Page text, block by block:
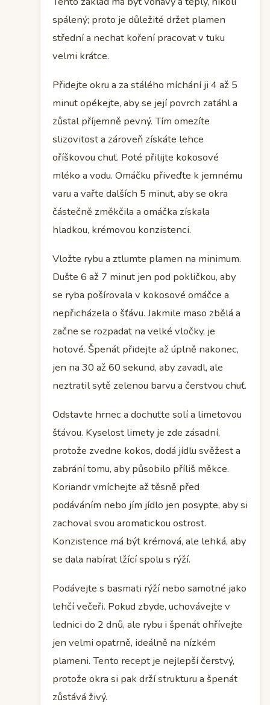
spálený; proto je důležité držet plamen
střední a nechat koření pracovat v tuku
velmi krátce.
Přidejte okru a za stálého míchání ji 4 až 5
minut opékejte, aby se její povrch zatáhl a
zůstal příjemně pevný. Tím omezíte
slizovitost a zároveň získáte lehce
oříškovou chuť. Poté přilijte kokosové
mléko a vodu. Omáčku přiveďte k jemnému
varu a vařte dalších 5 minut, aby se okra
částečně změkčila a omáčka získala
hladkou, krémovou konzistenci.
Vložte rybu a ztlumte plamen na minimum.
Dušte 6 až 7 minut jen pod pokličkou, aby
se ryba pošírovala v kokosové omáčce a
nepřicházela o šťávu. Jakmile maso zbělá a
začne se rozpadat na velké vločky, je
hotové. Špenát přidejte až úplně nakonec,
jen na 30 až 60 sekund, aby zavadl, ale
neztratil sytě zelenou barvu a čerstvou chuť.
Odstavte hrnec a dochuťte solí a limetovou
šťávou. Kyselost limety je zde zásadní,
protože zvedne kokos, dodá jídlu svěžest a
zabrání tomu, aby působilo příliš měkce.
Koriandr vmíchejte až těsně před
podáváním nebo jím jídlo jen posypte, aby si
zachoval svou aromatickou ostrost.
Konzistence má být krémová, ale lehká, aby
se dala nabírat lžící spolu s rýží.
Podávejte s basmati rýží nebo samotné jako
lehčí večeři. Pokud zbyde, uchovávejte v
lednici do 2 dnů, ale rybu i špenát ohřívejte
jen velmi opatrně, ideálně na nízkém
plameni. Tento recept je nejlepší čerstvý,
protože okra si pak drží strukturu a špenát
zůstává živý.